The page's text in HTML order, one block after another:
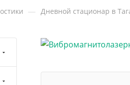
— Дневной стационар в